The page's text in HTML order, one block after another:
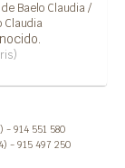
Baelo Claudia /
Claudia
- 914 551 580
- 915 497 250